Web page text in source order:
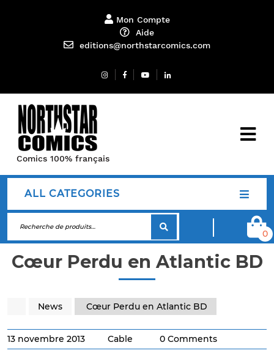
Mon Compte
Aide
editions@northstarcomics.com
Comics 100% français
ALL CATEGORIES
0
Cœur Perdu en Atlantic BD
News Cœur Perdu en Atlantic BD
13 novembre 2013 Cable 0 Comments